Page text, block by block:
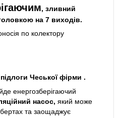
, зливний
на 7 виходів.
по колектору
Чеської фірми .
енергозберігаючий
насос, який може
та заощаджує